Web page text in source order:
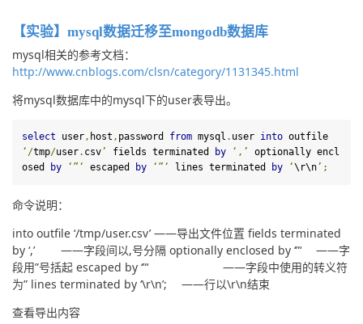
【实验】mysql数据迁移至mongodb数据库
mysql相关的参考文档：
http://www.cnblogs.com/clsn/category/1131345.html
将mysql数据库中的mysql下的user表导出。
select user, host , password from mysql . user into outfile
‘/tmp/user. csv’ fields terminated by ‘,’ optionally encl
osed
by ‘”‘ escaped by ‘”‘ lines terminated by ‘\r\n’;
命令说明：
into outfile ‘/tmp/user.csv’ ——导出文件位置 fields terminated
by ‘,’　　 ——字段间以,号分隔 optionally enclosed by ‘”‘　 ——字
段用”号括起 escaped by ‘”‘ 　　　　　 　——字段中使用的转义符
为” lines terminated by ‘\r\n’; 　——行以\r\n结束
查看导出内容